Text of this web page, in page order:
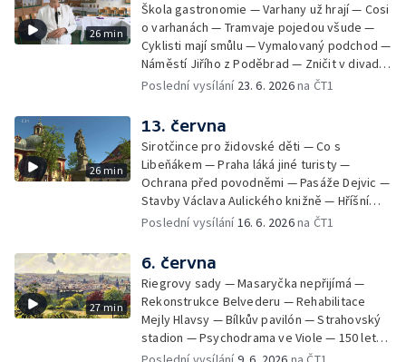
26 min
Škola gastronomie — Varhany už hrají — Cosi
o varhanách — Tramvaje pojedou všude —
Cyklisti mají smůlu — Vymalovaný podchod —
Náměstí Jiřího z Poděbrad — Zničit v divadle
Komedie — Den otevřených dveří — Letní
Poslední vysílání 23. 6. 2026na ČT1
26 min
13. června
Sirotčince pro židovské děti — Co s
Libeňákem — Praha láká jiné turisty —
Ochrana před povodněmi — Pasáže Dejvic —
Stavby Václava Aulického knižně — Hříšní
lidé v Divadle ABC — Kunratice
Poslední vysílání16. 6. 2026na ČT1
27 min
6. června
Riegrovy sady — Masaryčka nepřijímá —
Rekonstrukce Belvederu — Rehabilitace
Mejly Hlavsy — Bílkův pavilón — Strahovský
stadion — Psychodrama ve Viole — 150 let
od smrti Františka Palackého —